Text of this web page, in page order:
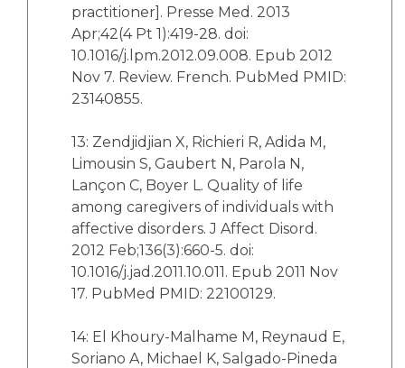
practitioner]. Presse Med. 2013
Apr;42(4 Pt 1):419-28. doi:
10.1016/j.lpm.2012.09.008. Epub 2012
Nov 7. Review. French. PubMed PMID:
23140855.
13: Zendjidjian X, Richieri R, Adida M,
Limousin S, Gaubert N, Parola N,
Lançon C, Boyer L. Quality of life
among caregivers of individuals with
affective disorders. J Affect Disord.
2012 Feb;136(3):660-5. doi:
10.1016/j.jad.2011.10.011. Epub 2011 Nov
17. PubMed PMID: 22100129.
14: El Khoury-Malhame M, Reynaud E,
Soriano A, Michael K, Salgado-Pineda